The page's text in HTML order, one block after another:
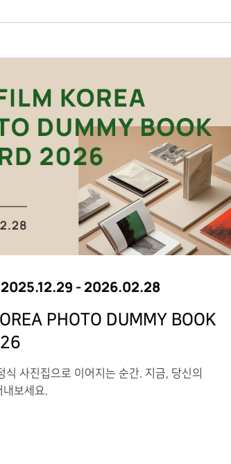
2025.12.29 -2026.02.28
PHOTO DUMMY BOOK
식 사진집으로 이어지는 순간. 지금, 당신의
내보세요.